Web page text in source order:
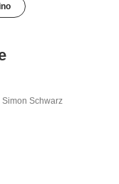
Schwarz